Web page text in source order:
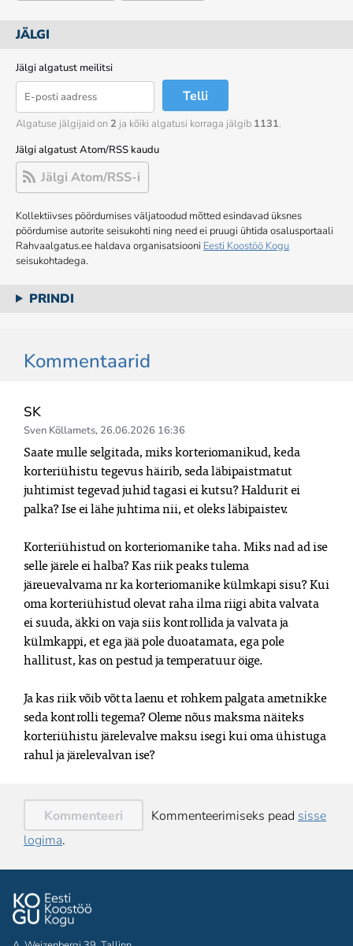
JÄLGI
Jälgi algatust meilitsi
Telli
Algatuse jälgijaid on 2 ja kõiki algatusi korraga jälgib 1131.
Jälgi algatust Atom/RSS kaudu
Jälgi Atom/RSS-i
Kollektiivses pöördumises väljatoodud mõtted esindavad üksnes
pöördumise autorite seisukohti ning need ei pruugi ühtida osalusportaali
Rahvaalgatus.ee haldava organisatsiooni Eesti Koostöö Kogu
seisukohtadega.
PRINDI
Kommentaarid
SK
Sven Kõllamets, 26.06.2026 16:36
Saate mulle selgitada, miks korteriomanikud, keda
korteriühistu tegevus häirib, seda läbipaistmatut
juhtimist tegevad juhid tagasi ei kutsu? Haldurit ei
palka? Ise ei lähe juhtima nii, et oleks läbipaistev.
Korteriühistud on korteriomanike taha. Miks nad ad ise
selle järele ei halba? Kas riik peaks tulema
järeuevalvama nr ka korteriomanike külmkapi sisu? Kui
oma korteriühistud olevat raha ilma riigi abita valvata
ei suuda, äkki on vaja siis kontrollida ja valvata ja
külmkappi, et ega jää pole duoatamata, ega pole
hallitust, kas on pestud ja temperatuur öige.
Ja kas riik võib võtta laenu et rohkem palgata ametnikke
seda kontrolli tegema? Oleme nõus maksma näiteks
korteriühistu järelevalve maksu isegi kui oma ühistuga
rahul ja järelevalvan ise?
Kommenteeri Kommenteerimiseks pead sisse
logima.